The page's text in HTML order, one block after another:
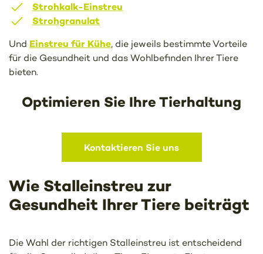
Strohkalk-Einstreu
Strohgranulat
Und Einstreu für Kühe, die jeweils bestimmte Vorteile
für die Gesundheit und das Wohlbefinden Ihrer Tiere
bieten.
Optimieren Sie Ihre Tierhaltung
Kontaktieren Sie uns
Wie Stalleinstreu zur
Gesundheit Ihrer Tiere beiträgt
Die Wahl der richtigen Stalleinstreu ist entscheidend